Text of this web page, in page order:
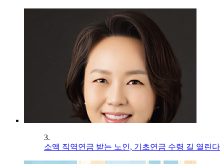
3.
소액 직역연금 받는 노인, 기초연금 수령 길 열린다